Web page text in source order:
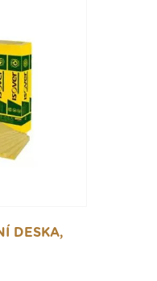
DESKA,